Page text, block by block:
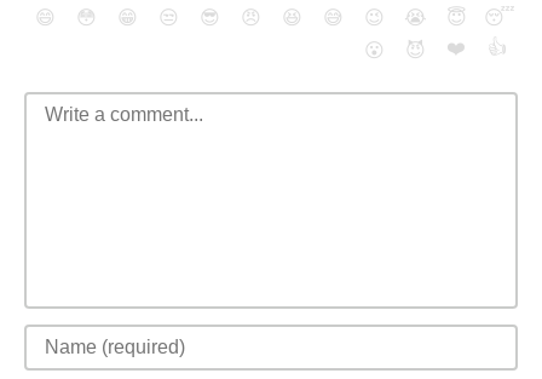
😄 😳 😁 😒 😎 😠 😆 😅 😉 😭 😇
😴
😮
😈 ❤️ 👍